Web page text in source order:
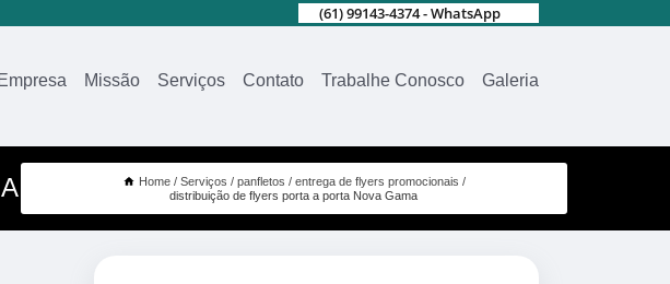
(61) 99143-4374 - WhatsApp
Empresa Missão Serviços Contato Trabalhe Conosco Galeria
Home Serviços panfletos
entrega de flyers promocionais
distribuição de flyers porta a porta Nova Gama